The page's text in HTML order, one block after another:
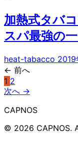
加熱式タバ
スパ最強の
heat-tabacco 2019
← 前へ
1 2
次へ →
CAPNOS
© 2026 CAPNOS.